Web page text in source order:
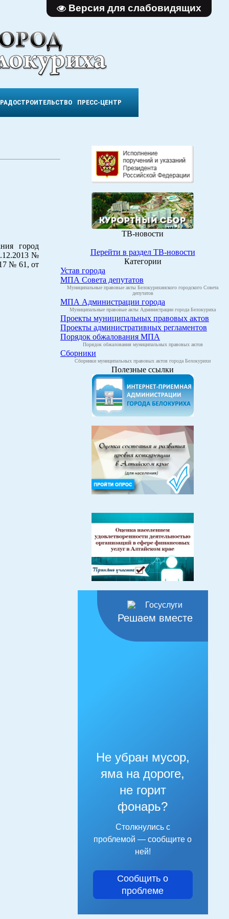
Версия для слабовидящих
ПРЕСС-ЦЕНТР
город
№
№ 61, от
ТВ-новости
Перейти в раздел ТВ-новости
Категории
Устав города
МПА Совета депутатов
Муниципальные правовые акты Белокурихинского городского Совета
депутатов
МПА Администрации города
Муниципальные правовые акты Администрации города Белокуриха
Проекты муниципальных правовых актов
Проекты административных регламентов
Порядок обжалования МПА
Порядок обжалования муниципальных правовых актов
Сборники
Сборники муниципальных правовых актов города Белокурихи
Полезные ссылки
Решаем вместе
Не убран мусор,
яма на дороге,
не горит
фонарь?
Столкнулись с
проблемой — сообщите о
ней!
Сообщить о
проблеме